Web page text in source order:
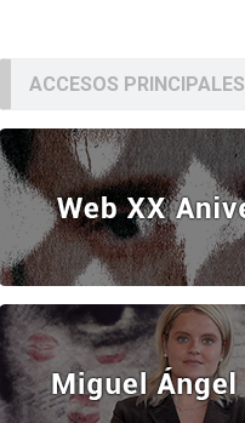
ACCESOS PRINCIPALES